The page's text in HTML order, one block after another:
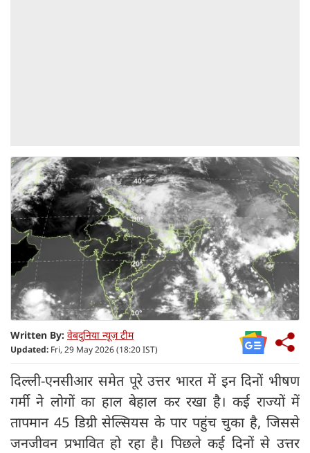
Written By: वेबदुनिया न्यूज़ टीम
Updated: Fri, 29 May 2026 (18:20 IST)
दिल्ली-एनसीआर समेत पूरे उत्तर भारत में इन दिनों भीषण
गर्मी ने लोगों का हाल बेहाल कर रखा है। कई राज्यों में
तापमान 45 डिग्री सेल्सियस के पार पहुंच चुका है, जिससे
जनजीवन प्रभावित हो रहा है। पिछले कई दिनों से उत्तर